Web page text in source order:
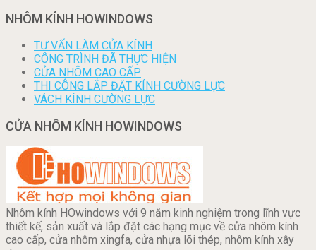
NHÔM KÍNH HOWINDOWS
TƯ VẤN LÀM CỬA KÍNH
CÔNG TRÌNH ĐÃ THỰC HIỆN
CỬA NHÔM CAO CẤP
THI CÔNG LẮP ĐẶT KÍNH CƯỜNG LỰC
VÁCH KÍNH CƯỜNG LỰC
CỬA NHÔM KÍNH HOWINDOWS
Nhôm kính HOwindows với 9 năm kinh nghiệm trong lĩnh vực
thiết kế, sản xuất và lắp đặt các hạng mục về cửa nhôm kính
cao cấp, cửa nhôm xingfa, cửa nhựa lõi thép, nhôm kính xây